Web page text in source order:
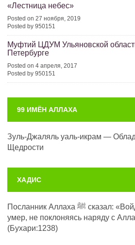
«Лестница небес»
Posted on 27 ноября, 2019
Posted by 950151
Муфтий ЦДУМ Ульяновской
Петербурге
Posted on 4 апреля, 2017
Posted by 950151
99 ИМЁН АЛЛАХА
Зуль-Джаляль уаль-икрам —
Щедрости
ХАДИС
Посланник Аллаха ﷺ сказал: «Войдёт в Рай тот, кто
умер, не поклоняясь наряду с
(Бухари:1238)